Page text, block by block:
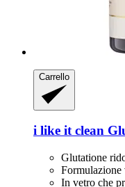
Carrello
i like it clean
Glutatione
Formulazione
In vetro che